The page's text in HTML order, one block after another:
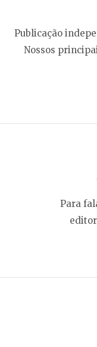
Publicação
Nossos
Para